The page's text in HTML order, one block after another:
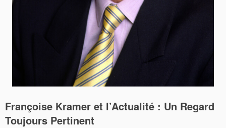
Françoise Kramer et l’Actualité : Un Regard
Toujours Pertinent